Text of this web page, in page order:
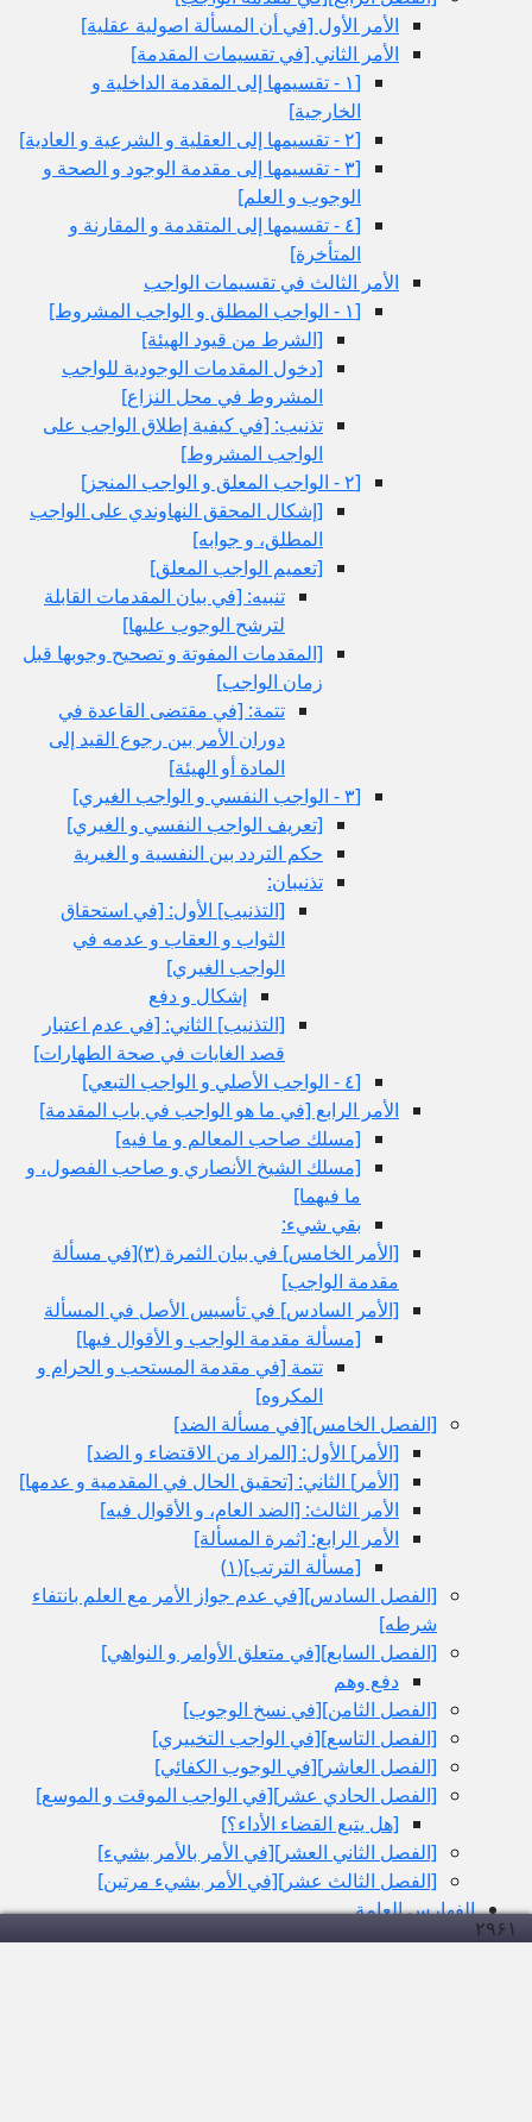
الأمر الأول‏ [في أن المسألة اصولية عقلية]
الأمر الثاني‏ [في تقسيمات المقدمة]
[١ - تقسيمها إلى المقدمة الداخلية و
الخارجية]
[٢ - تقسيمها إلى العقلية و الشرعية و العادية]
[٣ - تقسيمها إلى مقدمة الوجود و الصحة و
الوجوب و العلم‏]
[٤ - تقسيمها إلى المتقدمة و المقارنة و
المتأخرة]
الأمر الثالث في تقسيمات الواجب
[١ - الواجب المطلق و الواجب المشروط]
[الشرط من قيود الهيئة]
[دخول المقدمات الوجودية للواجب
المشروط في محل النزاع‏]
تذنيب: [في كيفية إطلاق الواجب على
الواجب المشروط]
[٢ - الواجب المعلق و الواجب المنجز]
[إشكال المحقق النهاوندي على الواجب
المطلق، و جوابه‏]
[تعميم الواجب المعلق‏]
تنبيه: [في بيان المقدمات القابلة
لترشح الوجوب عليها]
[المقدمات المفوتة و تصحيح وجوبها قبل
زمان الواجب‏]
تتمة: [في مقتضى القاعدة في
دوران الأمر بين رجوع القيد إلى
المادة أو الهيئة]
[٣ - الواجب النفسي و الواجب الغيري‏]
[تعريف الواجب النفسي و الغيري‏]
حكم التردد بين النفسية و الغيرية
تذنيبان:
[التذنيب‏] الأول: [في استحقاق
الثواب و العقاب و عدمه في
الواجب الغيري‏]
إشكال و دفع
[التذنيب‏] الثاني: [في عدم اعتبار
قصد الغايات في صحة الطهارات‏]
[٤ - الواجب الأصلي و الواجب التبعي‏]
الأمر الرابع‏ [في ما هو الواجب في باب المقدمة]
[مسلك صاحب المعالم و ما فيه‏]
[مسلك الشيخ الأنصاري و صاحب الفصول، و
ما فيهما]
بقي شي‏ء:
[الأمر الخامس‏] في بيان الثمرة (٣)[في مسألة
مقدمة الواجب‏]
[الأمر السادس‏] في تأسيس الأصل في المسألة
[مسألة مقدمة الواجب و الأقوال فيها]
تتمة [في مقدمة المستحب و الحرام و
المكروه‏]
[الفصل الخامس‏][في مسألة الضد]
[الأمر] الأول: [المراد من الاقتضاء و الضد]
[الأمر] الثاني: [تحقيق الحال في المقدمية و عدمها]
الأمر الثالث: [الضد العام، و الأقوال فيه‏]
الأمر الرابع: [ثمرة المسألة]
[مسألة الترتب‏](١)
[الفصل السادس‏][في عدم جواز الأمر مع العلم بانتفاء
شرطه‏]
[الفصل السابع‏][في متعلق الأوامر و النواهي‏]
دفع وهم
[الفصل الثامن‏][في نسخ الوجوب‏]
[الفصل التاسع‏][في الواجب التخييري‏]
[الفصل العاشر][في الوجوب الكفائي‏]
[الفصل الحادي عشر][في الواجب الموقت و الموسع‏]
[هل يتبع القضاء الأداء؟]
[الفصل الثاني العشر][في الأمر بالأمر بشي‏ء]
[الفصل الثالث عشر][في الأمر بشي‏ء مرتين‏]
الفهارس العامة
۲۹۶۱